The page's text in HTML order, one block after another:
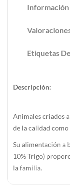
Etiquetas
Descripción:
Animales criados
de la calidad como
Su alimentación a
10% Trigo)
la familia.